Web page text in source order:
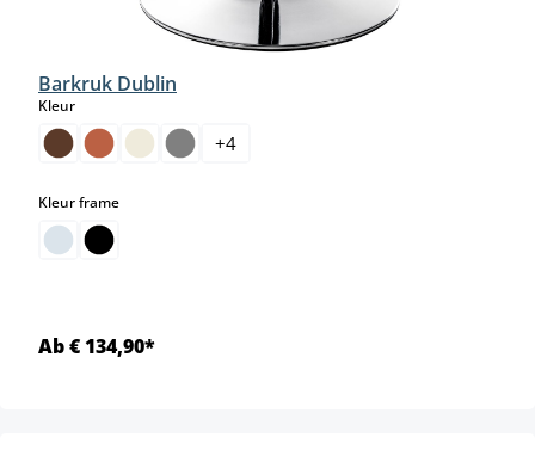
Barkruk Dublin
Kleurselect
+4
Kleur frameselect
Ab € 134,90*